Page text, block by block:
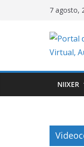
7 agosto,
NIIXER